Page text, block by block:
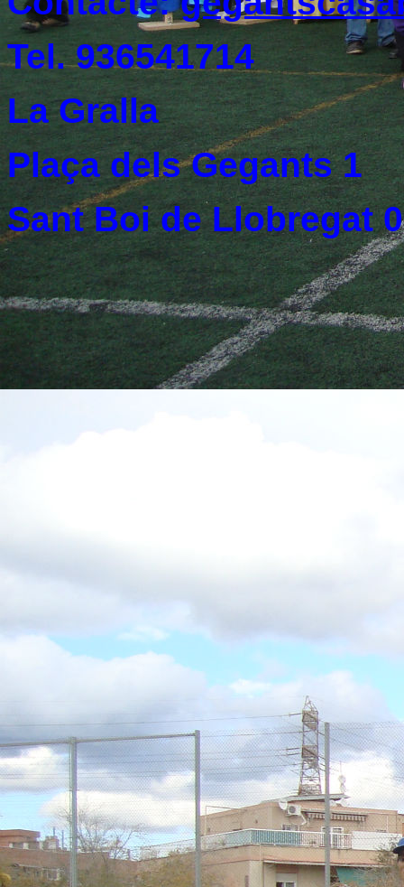
Tel. 936541714
La Gralla
Plaça dels Gegants 1
Sant Boi de Llobregat